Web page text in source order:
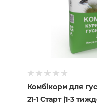
Комбікорм для
21-1 Старт (1-3